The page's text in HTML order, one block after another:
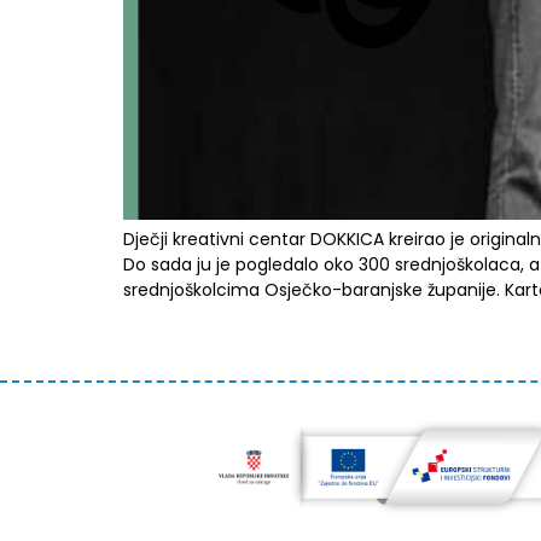
Dječji kreativni centar DOKKICA kreirao je
Do sada ju je pogledalo oko 300
srednjoškolcima Osječko-baranjske županije.